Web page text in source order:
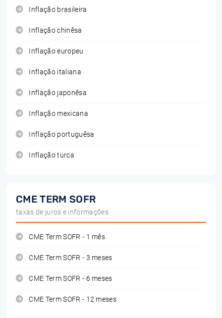
Inflação brasileira
Inflação chinêsa
Inflação europeu
Inflação italiana
Inflação japonêsa
Inflação mexicana
Inflação portuguêsa
Inflação turca
CME TERM SOFR
taxas de juros e informações
CME Term SOFR - 1 mês
CME Term SOFR - 3 meses
CME Term SOFR - 6 meses
CME Term SOFR - 12 meses